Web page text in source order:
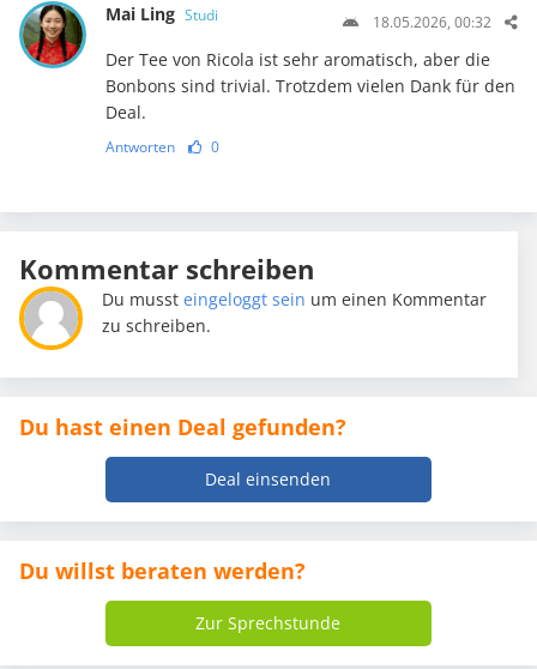
Mai Ling Studi 18.05.2026, 00:32
Der Tee von Ricola ist sehr aromatisch, aber die
Bonbons sind trivial. Trotzdem vielen Dank für den
Deal.
Antworten 0
Kommentar schreiben
Du mussteingeloggt sein um einen Kommentar
zu schreiben.
Du hast einen Deal gefunden?
Deal einsenden
Du willst beraten werden?
Zur Sprechstunde